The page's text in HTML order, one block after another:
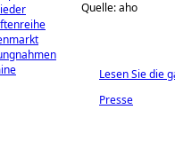
Quelle: aho
Lesen Sie die
Presse